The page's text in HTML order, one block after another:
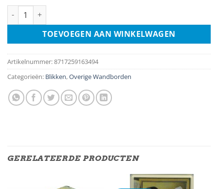
Snoepblikje - Amsterdamse Grachtenpanden aantal
TOEVOEGEN AAN WINKELWAGEN
Artikelnummer:8717259163494
Categorieën: Blikken,Overige Wandborden
GERELATEERDE PRODUCTEN